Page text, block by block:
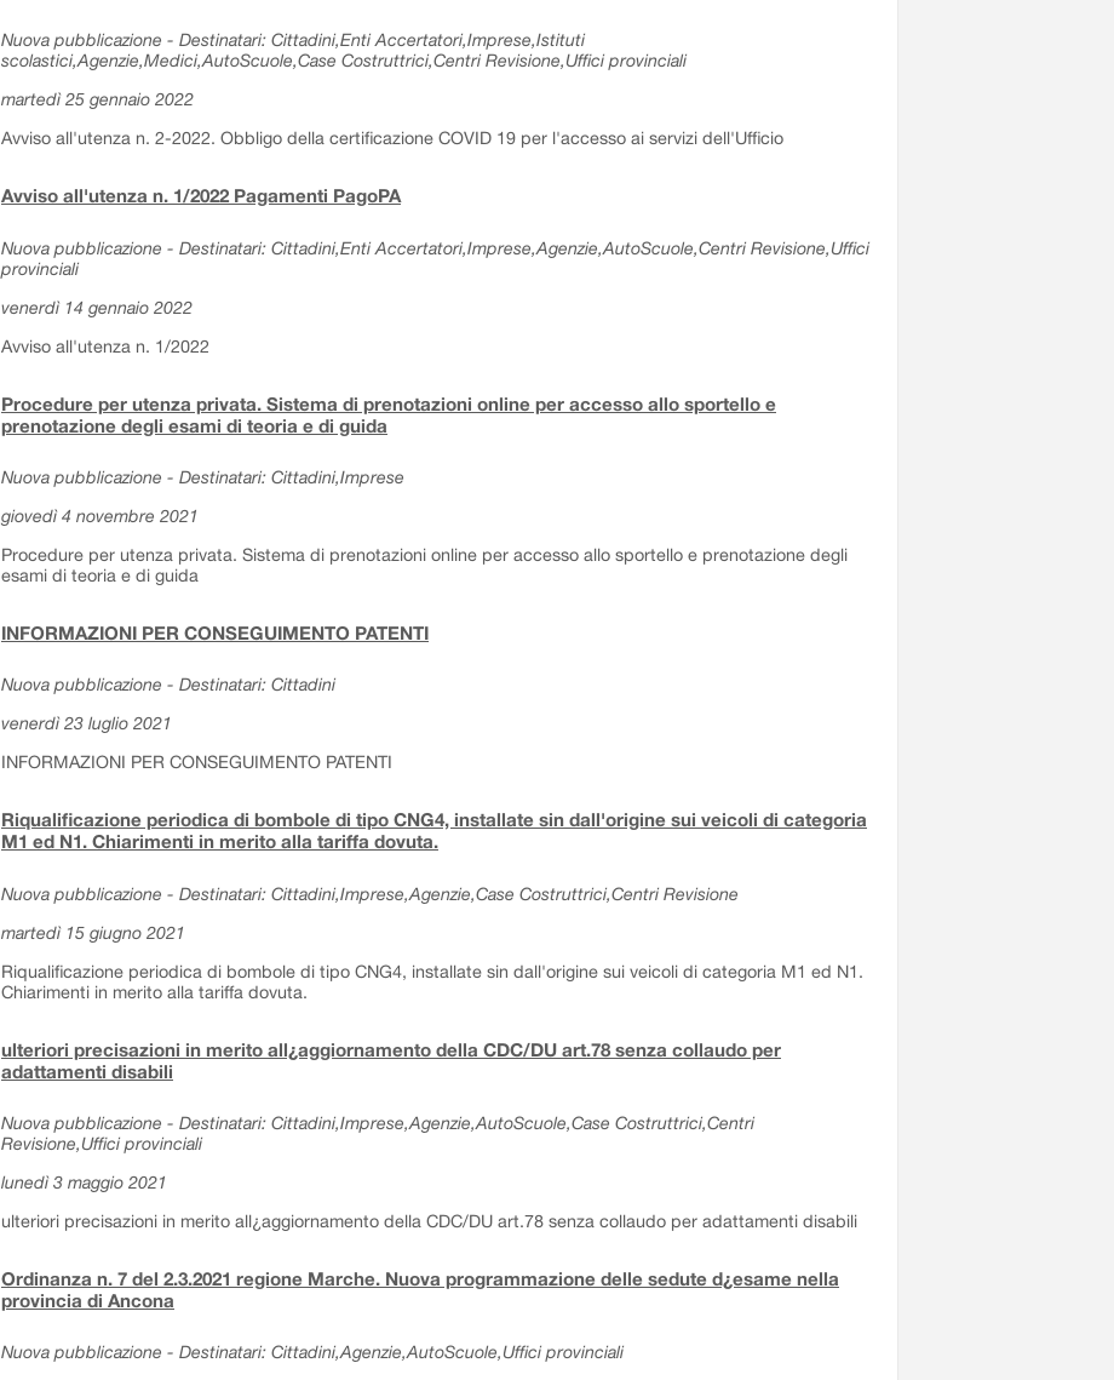
Nuova pubblicazione - Destinatari: Cittadini,Enti Accertatori,Imprese,Istituti
scolastici,Agenzie,Medici,AutoScuole,Case Costruttrici,Centri Revisione,Uffici provinciali
martedì 25 gennaio 2022
Avviso all'utenza n. 2-2022. Obbligo della certificazione COVID 19 per l'accesso ai servizi dell'Ufficio
Avviso all'utenza n. 1/2022 Pagamenti PagoPA
Nuova pubblicazione - Destinatari: Cittadini,Enti Accertatori,Imprese,Agenzie,AutoScuole,Centri Revisione,Uffici
provinciali
venerdì 14 gennaio 2022
Avviso all'utenza n. 1/2022
Procedure per utenza privata. Sistema di prenotazioni online per accesso allo sportello e
prenotazione degli esami di teoria e di guida
Nuova pubblicazione - Destinatari: Cittadini,Imprese
giovedì 4 novembre 2021
Procedure per utenza privata. Sistema di prenotazioni online per accesso allo sportello e prenotazione degli
esami di teoria e di guida
INFORMAZIONI PER CONSEGUIMENTO PATENTI
Nuova pubblicazione - Destinatari: Cittadini
venerdì 23 luglio 2021
INFORMAZIONI PER CONSEGUIMENTO PATENTI
Riqualificazione periodica di bombole di tipo CNG4, installate sin dall'origine sui veicoli di categoria
M1 ed N1. Chiarimenti in merito alla tariffa dovuta.
Nuova pubblicazione - Destinatari: Cittadini,Imprese,Agenzie,Case Costruttrici,Centri Revisione
martedì 15 giugno 2021
Riqualificazione periodica di bombole di tipo CNG4, installate sin dall'origine sui veicoli di categoria M1 ed N1.
Chiarimenti in merito alla tariffa dovuta.
ulteriori precisazioni in merito all¿aggiornamento della CDC/DU art.78 senza collaudo per
adattamenti disabili
Nuova pubblicazione - Destinatari: Cittadini,Imprese,Agenzie,AutoScuole,Case Costruttrici,Centri
Revisione,Uffici provinciali
lunedì 3 maggio 2021
ulteriori precisazioni in merito all¿aggiornamento della CDC/DU art.78 senza collaudo per adattamenti disabili
Ordinanza n. 7 del 2.3.2021 regione Marche. Nuova programmazione delle sedute d¿esame nella
provincia di Ancona
Nuova pubblicazione - Destinatari: Cittadini,Agenzie,AutoScuole,Uffici provinciali